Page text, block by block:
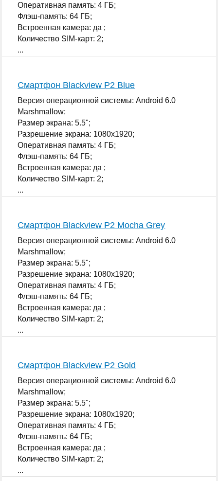
Оперативная память: 4 ГБ;
Флэш-память: 64 ГБ;
Встроенная камера: да ;
Количество SIM-карт: 2;
...
Смартфон Blackview P2 Blue
Версия операционной системы: Android 6.0
Marshmallow;
Размер экрана: 5.5";
Разрешение экрана: 1080x1920;
Оперативная память: 4 ГБ;
Флэш-память: 64 ГБ;
Встроенная камера: да ;
Количество SIM-карт: 2;
...
Смартфон Blackview P2 Mocha Grey
Версия операционной системы: Android 6.0
Marshmallow;
Размер экрана: 5.5";
Разрешение экрана: 1080x1920;
Оперативная память: 4 ГБ;
Флэш-память: 64 ГБ;
Встроенная камера: да ;
Количество SIM-карт: 2;
...
Смартфон Blackview P2 Gold
Версия операционной системы: Android 6.0
Marshmallow;
Размер экрана: 5.5";
Разрешение экрана: 1080x1920;
Оперативная память: 4 ГБ;
Флэш-память: 64 ГБ;
Встроенная камера: да ;
Количество SIM-карт: 2;
...